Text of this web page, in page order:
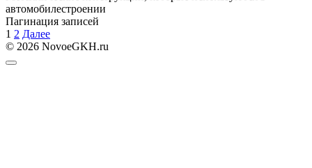
автомобилестроении
Пагинация записей
1 2 Далее
© 2026 NovoeGKH.ru